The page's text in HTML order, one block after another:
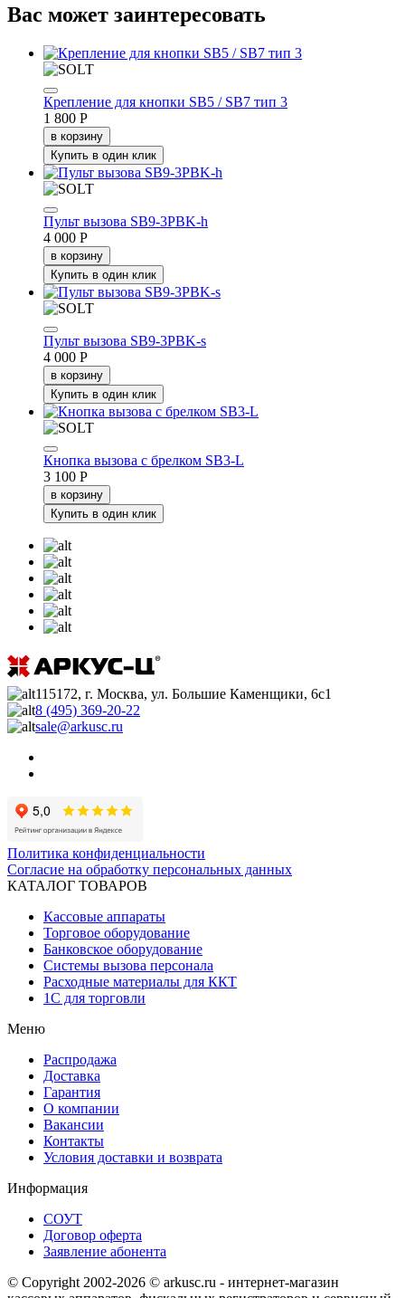
Вас может заинтересовать
Крепление для кнопки SB5 / SB7 тип 3
1 800 Р
в корзину
Купить в один клик
Пульт вызова SB9-3PBK-h
4 000 Р
в корзину
Купить в один клик
Пульт вызова SB9-3PBK-s
4 000 Р
в корзину
Купить в один клик
Кнопка вызова с брелком SB3-L
3 100 Р
в корзину
Купить в один клик
115172, г. Москва, ул. Большие Каменщики, 6с1
8 (495) 369-20-22
sale@arkusc.ru
Политика конфиденциальности
Согласие на обработку персональных данных
КАТАЛОГ ТОВАРОВ
Кассовые аппараты
Торговое оборудование
Банковское оборудование
Системы вызова персонала
Расходные материалы для ККТ
1С для торговли
Меню
Распродажа
Доставка
Гарантия
О компании
Вакансии
Контакты
Условия доставки и возврата
Информация
СОУТ
Договор оферта
Заявление абонента
© Copyright 2002-2026 © arkusc.ru - интернет-магазин